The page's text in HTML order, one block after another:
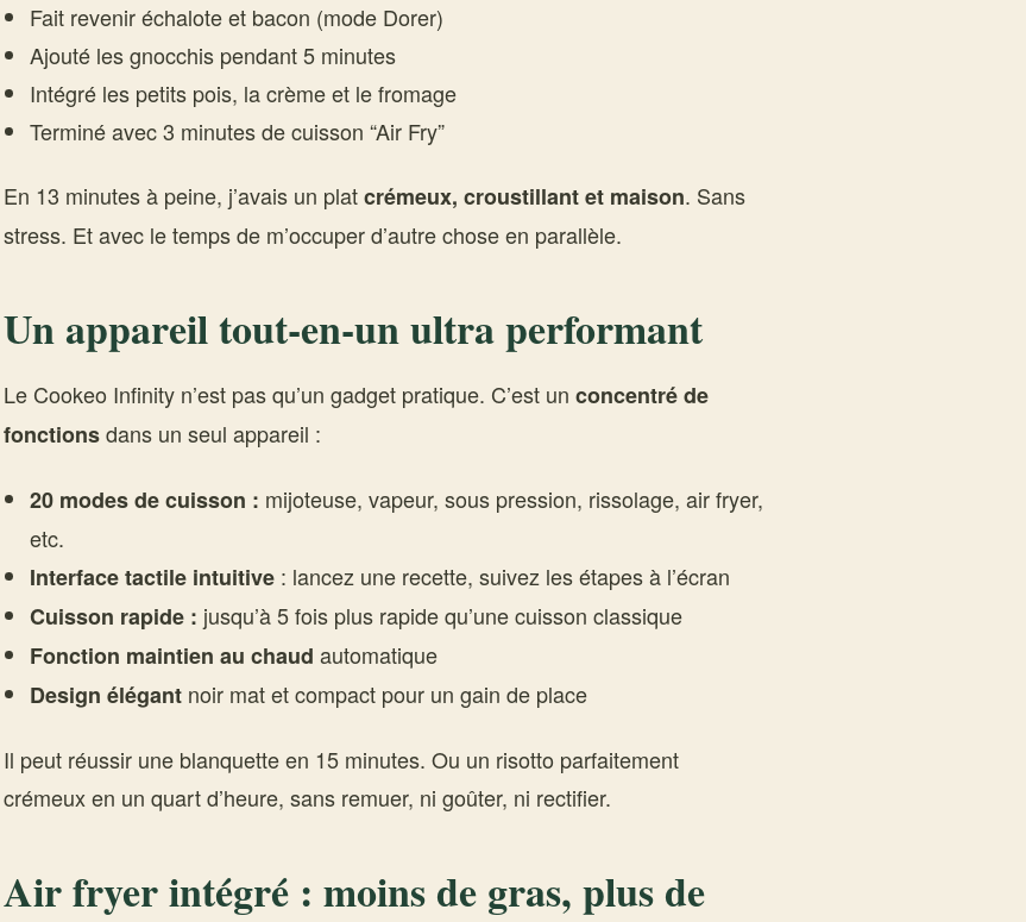
Fait revenir échalote et bacon (mode Dorer)
Ajouté les gnocchis pendant 5 minutes
Intégré les petits pois, la crème et le fromage
Terminé avec 3 minutes de cuisson “Air Fry”
En 13 minutes à peine, j’avais un platcrémeux, croustillant et maison. Sans
stress. Et avec le temps de m’occuper d’autre chose en parallèle.
Un appareil tout-en-un ultra performant
Le Cookeo Infinity n’est pas qu’un gadget pratique. C’est un concentré de
fonctionsdans un seul appareil :
20 modes de cuisson : mijoteuse, vapeur, sous pression, rissolage, air fryer,
etc.
Interface tactile intuitive: lancez une recette, suivez les étapes à l’écran
Cuisson rapide : jusqu’à 5 fois plus rapide qu’une cuisson classique
Fonction maintien au chaud automatique
Design élégantnoir mat et compact pour un gain de place
Il peut réussir une blanquette en 15 minutes. Ou un risotto parfaitement
crémeux en un quart d’heure, sans remuer, ni goûter, ni rectifier.
Air fryer intégré : moins de gras, plus de